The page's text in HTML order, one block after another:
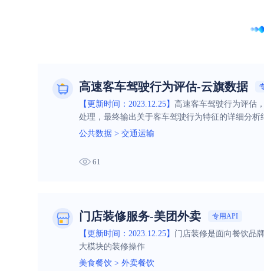
高速客车驾驶行为评估-云旗数据
【更新时间：2023.12.25】 高速客车驾驶行为评估
处理，最终输出关于客车驾驶行为特征的详细分
公共数据 > 交通运输
61
门店装修服务-美团外卖 专用API
【更新时间：2023.12.25】 门店装修是面向餐饮品
大模块的装修操作
美食餐饮 > 外卖餐饮